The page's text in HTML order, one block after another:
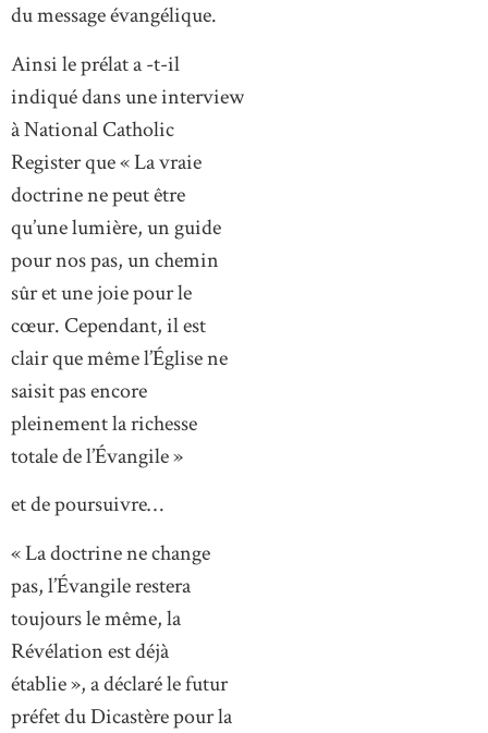
du message évangélique.
Ainsi le prélat a -t-il
indiqué dans une interview
à National Catholic
Register que « La vraie
doctrine ne peut être
qu’une lumière, un guide
pour nos pas, un chemin
sûr et une joie pour le
cœur. Cependant, il est
clair que même l’Église ne
saisit pas encore
pleinement la richesse
totale de l’Évangile »
et de poursuivre…
« La doctrine ne change
pas, l’Évangile restera
toujours le même, la
Révélation est déjà
établie », a déclaré le futur
préfet du Dicastère pour la